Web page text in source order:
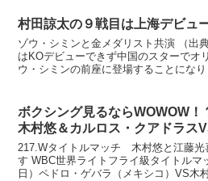
村田諒太の９戦目は上海デビュ
ゾウ・シミンと金メダリスト共演 （出
はKOデビューできず中国のスターでオ
ウ・シミンの前座に登場することにな
ボクシング見るならWOWOW
木村悠＆カルロス・クアドラス
217.Wタイトルマッチ 木村悠と江藤光
す WBC世界ライトフライ級タイトルマ
日）ペドロ・ゲバラ（メキシコ）VS木